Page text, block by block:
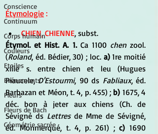
Conscience
Continuum
Corps humain
Couleurs
Etoiles
Evénements
Fleurs
Fleurs de Bach
Géométrie sacrée
Étymologie :
CHIEN, CHIENNE, subst.
Étymol. et Hist. A. 1. Ca 1100 chen zool.
(Roland, éd. Bédier, 30) ; loc. a) 1re moitié
xiiie s. entre chien et leu (Hugues
Piaucele, D'Estourmi, 90 ds Fabliaux, éd.
Barbazan et Méon, t. 4, p. 455) ; b) 1675, 4
déc. bon à jeter aux chiens (Ch. de
Sévigné ds Lettres de Mme de Sévigné,
éd. Monmerqué, t. 4, p. 261) ; c) 1690